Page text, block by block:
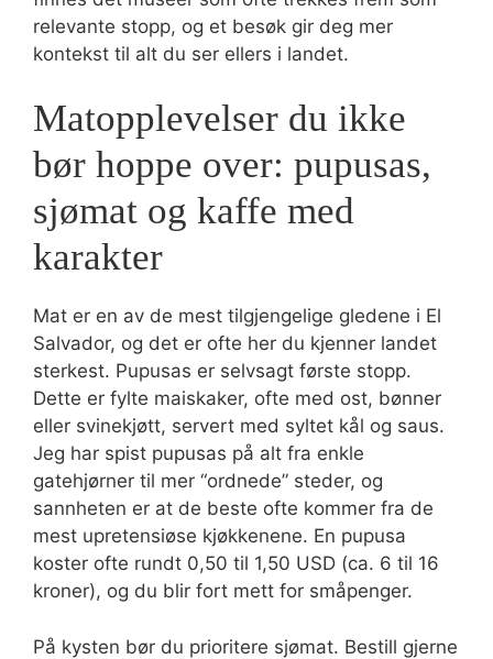
relevante stopp, og et besøk gir deg mer
kontekst til alt du ser ellers i landet.
Matopplevelser du ikke
bør hoppe over: pupusas,
sjømat og kaffe med
karakter
Mat er en av de mest tilgjengelige gledene i El
Salvador, og det er ofte her du kjenner landet
sterkest. Pupusas er selvsagt første stopp.
Dette er fylte maiskaker, ofte med ost, bønner
eller svinekjøtt, servert med syltet kål og saus.
Jeg har spist pupusas på alt fra enkle
gatehjørner til mer “ordnede” steder, og
sannheten er at de beste ofte kommer fra de
mest upretensiøse kjøkkenene. En pupusa
koster ofte rundt 0,50 til 1,50 USD (ca. 6 til 16
kroner), og du blir fort mett for småpenger.
På kysten bør du prioritere sjømat. Bestill gjerne